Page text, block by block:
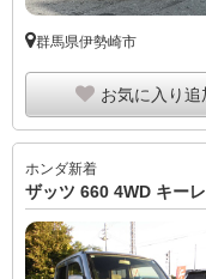
群馬県伊勢崎市
お気に入り追
ホンダ新着
ザッツ 660 4WD キー